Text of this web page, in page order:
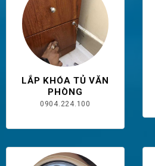
LẮP KHÓA TỦ VĂN
PHÒNG
0904.224.100